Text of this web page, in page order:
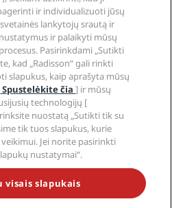
vergovės
PASIŪLYMŲ
ir individualizuoti jūsų
lankytojų srautą ir
ir palaikyti mūsų
Pasirinkdami „Sutikti
kad „Radisson“ gali rinkti
slapukus, kaip aprašyta mūsų
Spustelėkite čia] ir mūsų
technologijų [
nuostatą „Sutikti tik su
tik tuos slapukus, kurie
Jei norite pasirinkti
nustatymai“.
visais slapukais